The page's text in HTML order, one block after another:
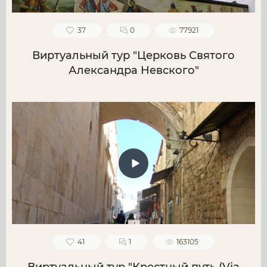
37 0 77921
Виртуальный тур "Церковь Святого
Александра Невского"
41 1 163105